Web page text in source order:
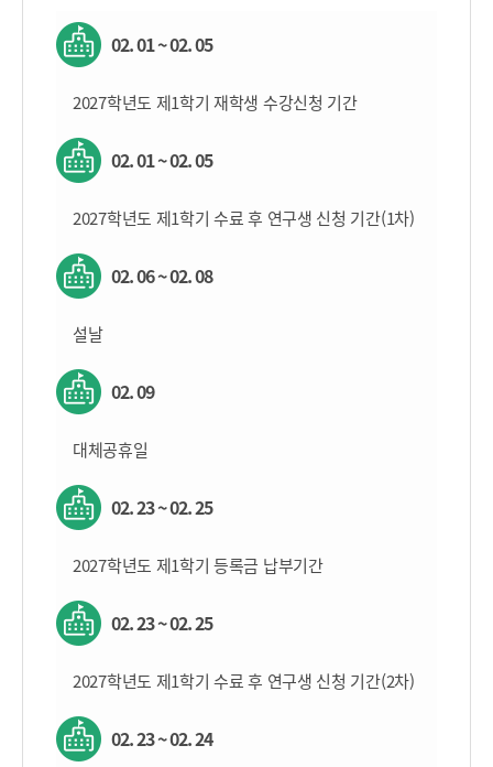
02. 01 ~ 02. 05
2027학년도 제1학기 재학생 수강신청 기간
02. 01 ~ 02. 05
2027학년도 제1학기 수료 후 연구생 신청 기간(1차)
02. 06 ~ 02. 08
설날
02. 09
대체공휴일
02. 23 ~ 02. 25
2027학년도 제1학기 등록금 납부기간
02. 23 ~ 02. 25
2027학년도 제1학기 수료 후 연구생 신청 기간(2차)
02. 23 ~ 02. 24